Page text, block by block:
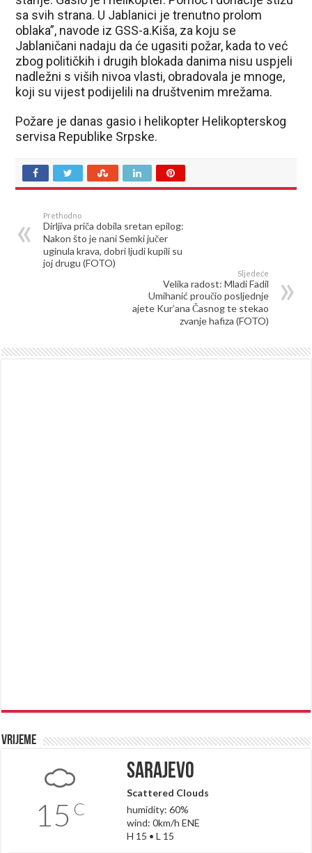
sa svih strana. U Jablanici je trenutno prolom
oblaka”, navode iz GSS-a.Kiša, za koju se
Jablaničani nadaju da će ugasiti požar, kada to već
zbog političkih i drugih blokada danima nisu uspjeli
nadležni s viših nivoa vlasti, obradovala je mnoge,
koji su vijest podijelili na društvenim mrežama.
Požare je danas gasio i helikopter Helikopterskog
servisa Republike Srpske.
Prethodno
Dirljiva priča dobila sretan epilog:
Nakon što je nani Semki jučer
uginula krava, dobri ljudi kupili su
joj drugu (FOTO)
Sljedeće
Velika radost: Mladi Fadil
Umihanić proučio posljednje
ajete Kur’ana Časnog te stekao
zvanje hafiza (FOTO)
Vrijeme
15 C
Sarajevo
Scattered Clouds
humidity: 60%
wind: 0km/h ENE
H 15 • L 15